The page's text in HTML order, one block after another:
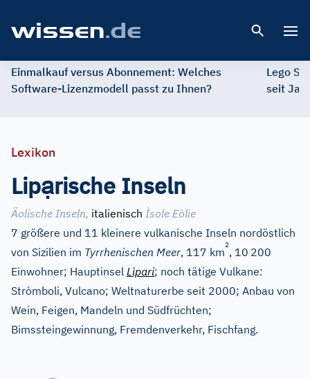
Einmalkauf versus Abonnement: Welches
Software-Lizenzmodell passt zu Ihnen?
Lego
seit
Lexikon
Lipạrische Inseln
Äolische Inseln, italienisch Ìsole Eòlie
7 größere und 11 kleinere vulkanische Inseln nordöstlich
von Sizilien im Tyrrhenischen Meer, 117 km
2
, 10 200
Einwohner; Hauptinsel Lìpari; noch tätige Vulkane:
Stròmboli, Vulcano; Weltnaturerbe seit 2000; Anbau von
Wein, Feigen, Mandeln und Südfrüchten;
Bimssteingewinnung, Fremdenverkehr, Fischfang.